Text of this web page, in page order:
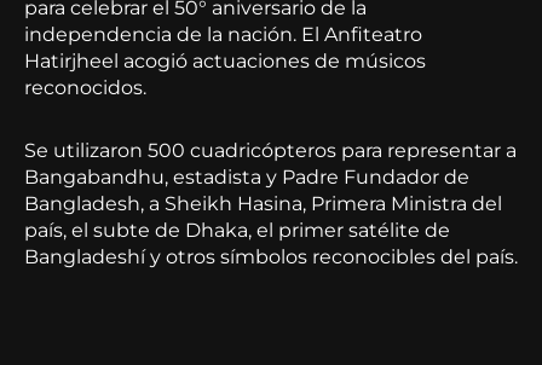
para celebrar el 50° aniversario de la
independencia de la nación. El Anfiteatro
Hatirjheel acogió actuaciones de músicos
reconocidos.
Se utilizaron 500 cuadricópteros para representar a
Bangabandhu, estadista y Padre Fundador de
Bangladesh, a Sheikh Hasina, Primera Ministra del
país, el subte de Dhaka, el primer satélite de
Bangladeshí y otros símbolos reconocibles del país.